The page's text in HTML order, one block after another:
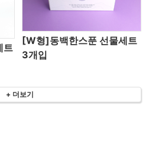
트
[W형]동백한스푼 선물세트
3개입
+ 더보기